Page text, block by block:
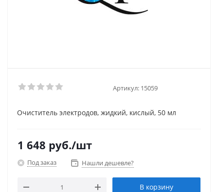
Артикул: 15059
Очиститель электродов, жидкий, кислый, 50 мл
1 648 руб./шт
Под заказ Нашли дешевле?
В корзину